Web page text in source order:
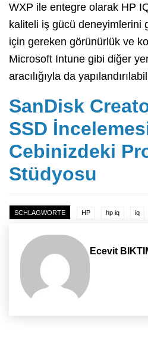
WXP ile entegre olarak HP
kaliteli iş gücü deneyimlerini
için gereken görünürlük ve
Microsoft Intune gibi diğer
aracılığıyla da
SanDisk
SSD
Cebinizdeki
Stüdyosu
SCHLAGWORTE HP hp iq iq
Ecevit